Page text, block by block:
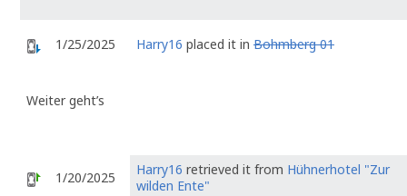
1/25/2025 Harry16 placed it in Bohmberg 01
Weiter geht’s
1/20/2025 Harry16 retrieved it from Hühnerhotel "Zur
wilden Ente"